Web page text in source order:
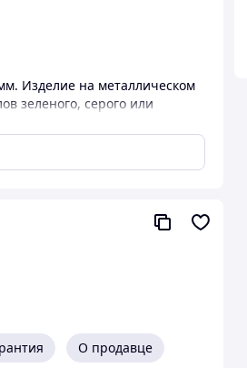
Изделие на металлическом
зеленого, серого или
О продавце